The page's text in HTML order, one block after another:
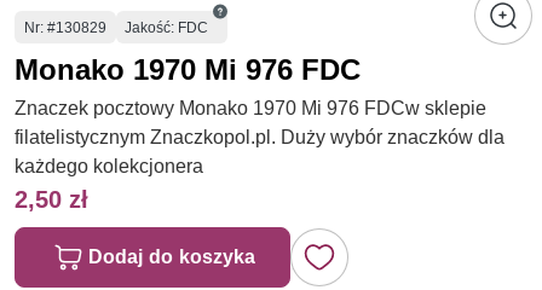
Numer
Nr: #130829 Jakość: FDC
Monako 1970 Mi 976 FDC
Znaczek pocztowy Monako 1970 Mi 976 FDCw sklepie
filatelistycznym Znaczkopol.pl. Duży wybór znaczków dla
każdego kolekcjonera
2,50 zł
Dodaj do koszyka